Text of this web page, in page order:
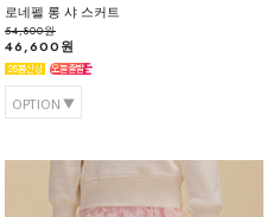
로네펠 롱 샤 스커트
54,800원
46,600원
OPTION